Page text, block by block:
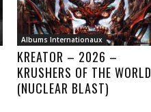
Albums Internationaux
KREATOR – 2026 –
KRUSHERS OF THE WORLD
(NUCLEAR BLAST)